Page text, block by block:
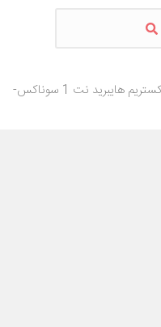
/ واکس سری اکستریم هایبرید نت 1 سوناکس-